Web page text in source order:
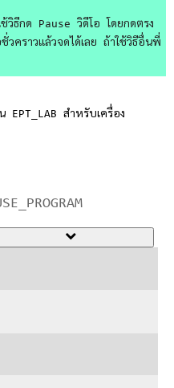
วิธีกด Pause วิดีโอ โดยกดตรง
วคราวแล้วจดได้เลย ถ้าใช้วิธีอื่นพี่
EPT_LAB สำหรับเครื่อง